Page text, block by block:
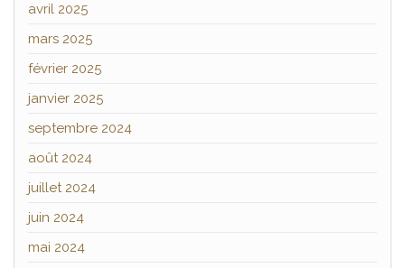
avril 2025
mars 2025
février 2025
janvier 2025
septembre 2024
août 2024
juillet 2024
juin 2024
mai 2024